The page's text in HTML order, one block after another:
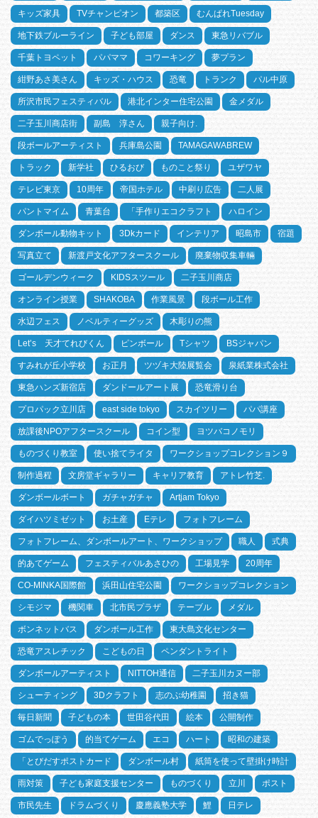
キッズ家具 TVチャンピオン 都築区 むんぱれTuesday
地下鉄ブルーライン 子ども部屋 ダンス 東急リバブル
千葉トヨペット パパママ コワーキング 夢プラン
紺野あさ美さん キッズ・ハウス 恐竜 トランク パル中原
所沢市民フェスティバル 港北インター住宅公園 金メダル
二子玉川商店街 副島 淳さん 親子向け.
段ボールアーティスト 兵庫島公園 TAMAGAWABREW
トラック 新学社 ひるおび ものこと祭り ユザワヤ
テレビ東京 10周年 帝国ホテル 中刷り広告 二人展
パントマイム 青葉台 「手作りエコクラフト ハロイン
ダンボール動物キット 3Dkカード インテリア 昭島市 宿題
写真立て 新渡戸文化アフタースクール 廃棄物収集車輛
ゴールデンウィーク KIDSスツール 二子玉川商店
オンライン授業 SHAKOBA 作業風景 段ボール工作
水辺フェス ノベルティーグッズ 木彫りの熊
Let’s 天才てれびくん ピンボール Tシャツ BSジャパン
すみれが丘小学校 お正月 ツヅキ大陸展覧会 泉紙業株式会社
東急ハンズ新宿店 ダンドールアート展 恐竜滑り台
プロパック立川店 east side tokyo スカイツリー パパ講座
放課後NPOアフタースクール コイン型 ヨツバコノモリ
ものづくり教室 使い捨てライタ ワークショップコレクション９
制作過程 文房堂ギャラリー キャリア教育 アトレ竹芝.
ダンボールボート ガチャガチャ Artjam Tokyo
ダイハツミゼット お土産 Eテレ フォトフレーム
フォトフレーム、ダンボールアート、ワークショップ 職人 式典
的あてゲーム フェスティバルあさひの 工場見学 20周年
CO-MINKA国際館 浜田山住宅公園 ワークショップコレクション
シモジマ 機関車 北市民プラザ テーブル メダル
ボンネットバス ダンボール工作 東大島文化センター
恐竜アスレチック こどもの日 ペンダントライト
ダンボールアーティスト NITTOH通信 二子玉川カヌー部
シューティング 3Dクラフト 志のぶ幼稚園 招き猫
毎日新聞 子どもの本 世田谷代田 絵本 公開制作
ゴムでっぽう 的当てゲーム エコ ハート 昭和の建築
「とびだすポストカード ダンボール村 紙筒を使って壁掛け時計
雨対策 子ども家庭支援センター ものづくり 立川 ポスト
市民先生 ドラムづくり 慶應義塾大学 鯉 日テレ